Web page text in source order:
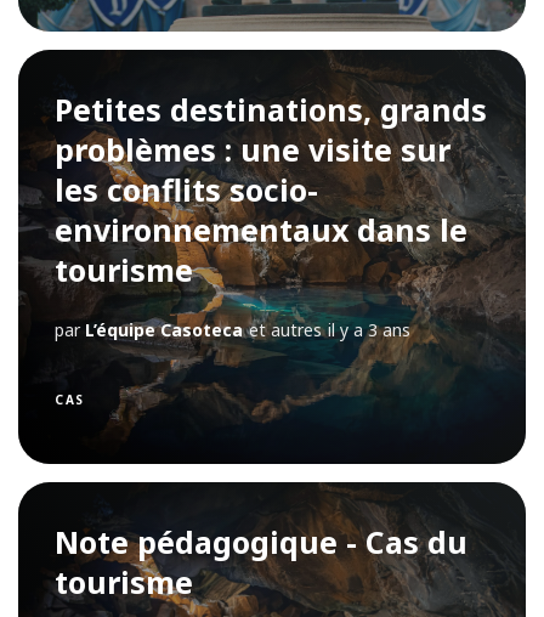
Petites destinations, grands
problèmes : une visite sur
les conflits socio-
environnementaux dans le
tourisme
par L’équipe Casoteca et autres il y a 3 ans
CAS
Note pédagogique - Cas du
tourisme